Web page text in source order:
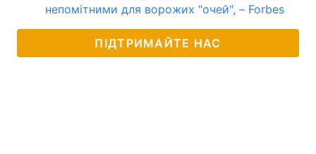
непомітними для ворожих "очей", – Forbes
ПІДТРИМАЙТЕ НАС